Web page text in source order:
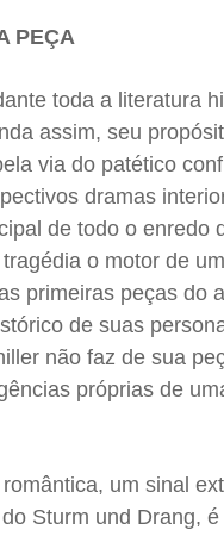
PEÇA
toda a literatura
assim, seu
via do patético
dramas
de todo o enredo
o motor de
primeiras peças do
de suas
não faz de sua
próprias de
um sinal
Sturm und Drang,